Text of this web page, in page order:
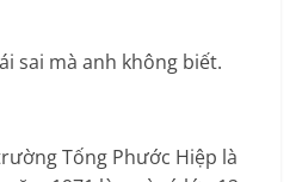
sai mà anh không biết.
Tống Phước Hiệp là